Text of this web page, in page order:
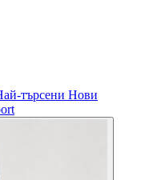
търсени Нови